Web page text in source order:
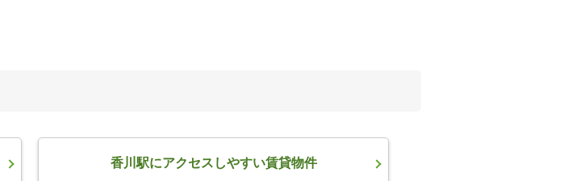
香川駅にアクセスしやすい賃貸物件